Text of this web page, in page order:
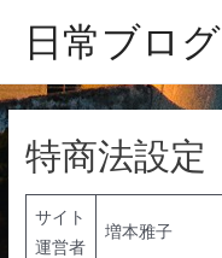
日常ブログ
特商法設定
サイト
運営者
増本雅子